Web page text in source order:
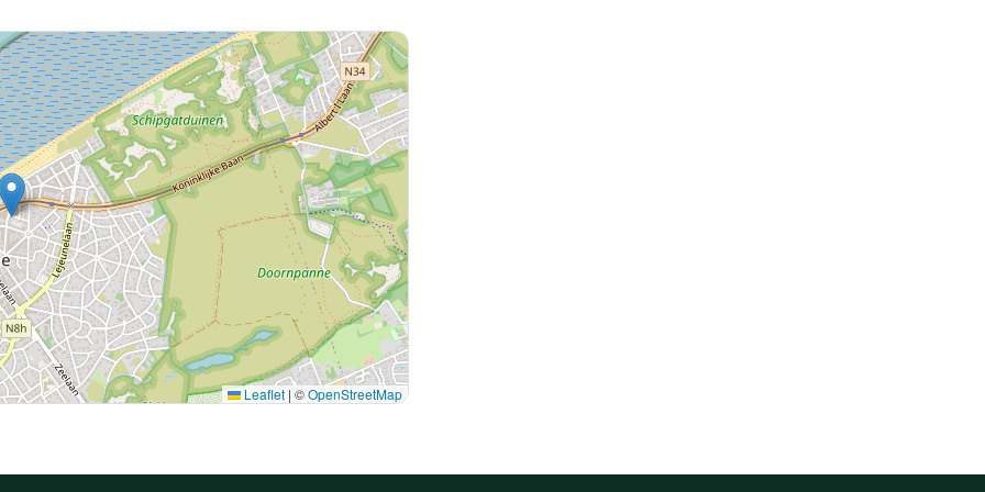
Leaflet | ©OpenStreetMap